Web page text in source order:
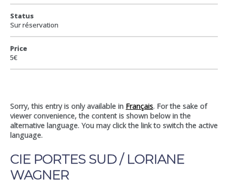
Status
Sur réservation
Price
5€
Sorry, this entry is only available in Français. For the sake of
viewer convenience, the content is shown below in the
alternative language. You may click the link to switch the active
language.
CIE PORTES SUD / LORIANE
WAGNER